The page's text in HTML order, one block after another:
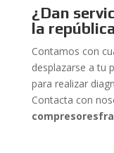
¿Dan
la
Contamos con
desplazarse a tu
para realizar
Contacta con